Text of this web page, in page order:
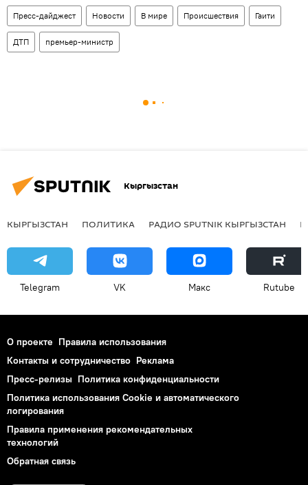
Пресс-дайджест Новости В мире Происшествия Гаити
ДТП премьер-министр
Кыргызстан
КЫРГЫЗСТАН ПОЛИТИКА РАДИО SPUTNIK КЫРГЫЗСТАН
Telegram VK Макс Rutube
О проекте Правила использования
Контакты и сотрудничество Реклама
Пресс-релизы Политика конфиденциальности
Политика использования Cookie и автоматического
логирования
Правила применения рекомендательных
технологий
Обратная связь